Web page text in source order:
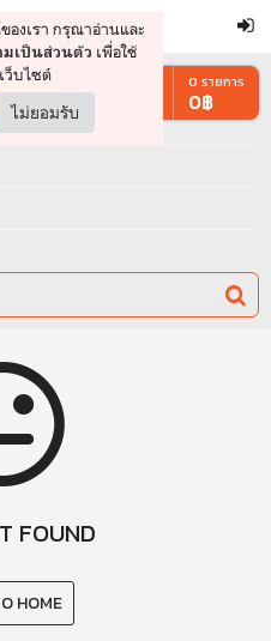
องเรา กรุณาอ่านและ
มเป็นส่วนตัว เพื่อใช้
ว็บไซต์
ไม่ยอมรับ
0 รายการ
0฿
FOUND
HOME